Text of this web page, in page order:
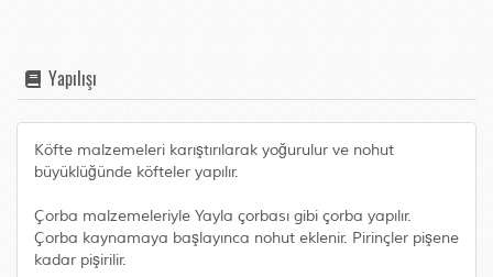
Yapılışı
Köfte malzemeleri karıştırılarak yoğurulur ve nohut
büyüklüğünde köfteler yapılır.
Çorba malzemeleriyle Yayla çorbası gibi çorba yapılır.
Çorba kaynamaya başlayınca nohut eklenir. Pirinçler pişene
kadar pişirilir.